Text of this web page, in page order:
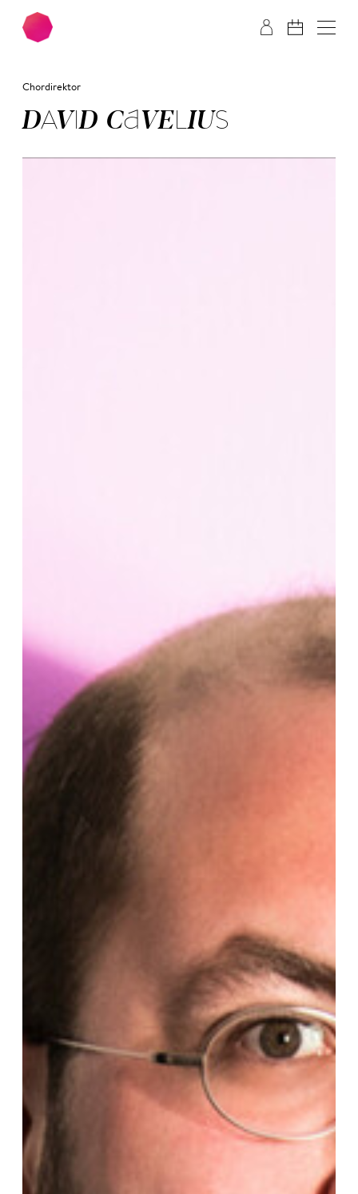
Zum Hauptinhalt springen Zum Footer springen
Chordirektor
DA­VID CA­VE­LI­US